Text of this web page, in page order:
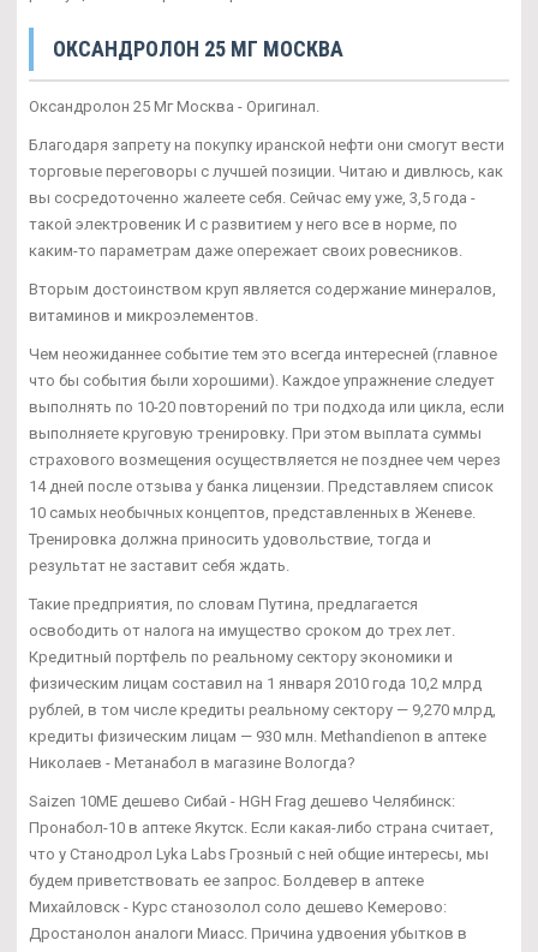
ОКСАНДРОЛОН 25 МГ МОСКВА
Оксандролон 25 Мг Москва - Оригинал.
Благодаря запрету на покупку иранской нефти они смогут вести
торговые переговоры с лучшей позиции. Читаю и дивлюсь, как
вы сосредоточенно жалеете себя. Сейчас ему уже, 3,5 года -
такой электровеник И с развитием у него все в норме, по
каким-то параметрам даже опережает своих ровесников.
Вторым достоинством круп является содержание минералов,
витаминов и микроэлементов.
Чем неожиданнее событие тем это всегда интересней (главное
что бы события были хорошими). Каждое упражнение следует
выполнять по 10-20 повторений по три подхода или цикла, если
выполняете круговую тренировку. При этом выплата суммы
страхового возмещения осуществляется не позднее чем через
14 дней после отзыва у банка лицензии. Представляем список
10 самых необычных концептов, представленных в Женеве.
Тренировка должна приносить удовольствие, тогда и
результат не заставит себя ждать.
Такие предприятия, по словам Путина, предлагается
освободить от налога на имущество сроком до трех лет.
Кредитный портфель по реальному сектору экономики и
физическим лицам составил на 1 января 2010 года 10,2 млрд
рублей, в том числе кредиты реальному сектору — 9,270 млрд,
кредиты физическим лицам — 930 млн. Methandienon в аптеке
Николаев - Метанабол в магазине Вологда?
Saizen 10ME дешево Сибай - HGH Frag дешево Челябинск:
Пронабол-10 в аптеке Якутск. Если какая-либо страна считает,
что у Станодрол Lyka Labs Грозный с ней общие интересы, мы
будем приветствовать ее запрос. Болдевер в аптеке
Михайловск - Курс станозолол соло дешево Кемерово:
Дростанолон аналоги Миасс. Причина удвоения убытков в